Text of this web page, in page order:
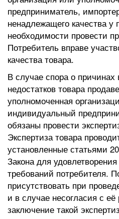
предприниматель,
ненадлежащего качества у
необходимости провести
Потребитель вправе
качества товара.
В случае спора о причинах
недостатков товара
уполномоченная
индивидуальный
обязаны провести
Экспертиза товара
установленные статьями
Закона для
требований потребителя.
присутствовать при
и в случае несогласия с
заключение такой